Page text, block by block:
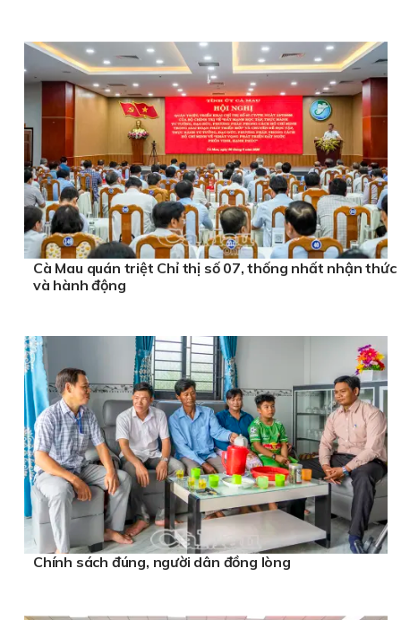
Cà Mau quán triệt Chỉ thị số 07, thống nhất nhận thức
và hành động
Chính sách đúng, người dân đồng lòng